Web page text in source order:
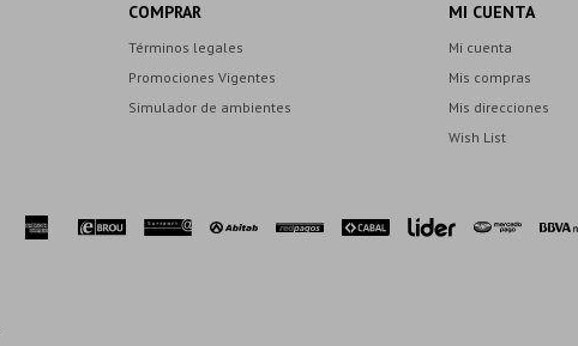
COMPRAR
Términos legales
Promociones Vigentes
Simulador de ambientes
MI CUENTA
Mi cuenta
Mis compras
Mis direcciones
Wish List